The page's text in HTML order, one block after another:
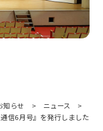
知らせ > ニュース
>
通信6月号』を発行しました